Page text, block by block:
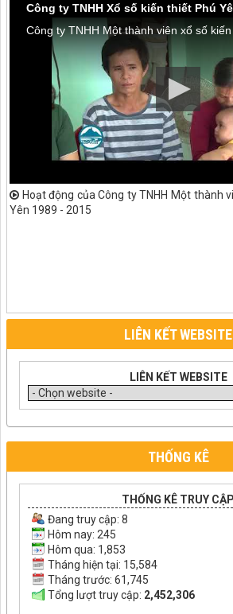
Hoạt động của Công ty TNHH Một thành
Yên 1989 - 2015
LIÊN KẾT WEBSITE
LIÊN KẾT WEBSITE
THỐNG KÊ
THỐNG KÊ TRUY CẬP
Đang truy cập: 8
Hôm nay: 245
Hôm qua: 1,853
Tháng hiện tại: 15,584
Tháng trước: 61,745
Tổng lượt truy cập: 2,452,306